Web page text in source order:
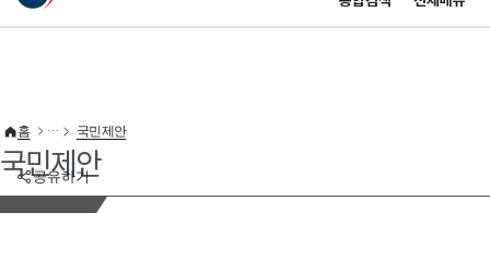
이 누리집은 대한민국 공식 전자정부 누리집입니다.
공유하기
홈 국민제안
국민제안